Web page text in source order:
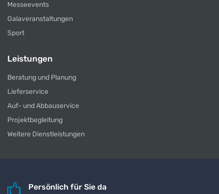
Messeevents
Galaveranstaltungen
Sport
Leistungen
Beratung und Planung
Lieferservice
Auf- und Abbauservice
Projektbegleitung
Weitere Dienstleistungen
Persönlich für Sie da